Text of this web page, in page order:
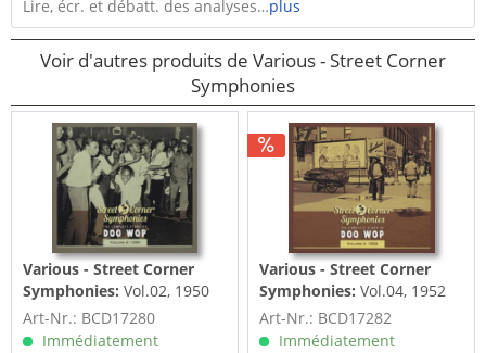
Lire, écr. et débatt. des analyses…plus
Voir d'autres produits de Various - Street Corner
Symphonies
Various - Street Corner
Symphonies: Vol.02, 1950
The Complete Story Of Doo
Wop
Art-Nr.: BCD17280
Immédiatement
Various - Street Corner
Symphonies: Vol.04, 1952
The Complete Story Of Doo
Wop
Art-Nr.: BCD17282
Immédiatement